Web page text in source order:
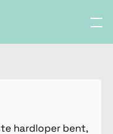
hardloper bent,